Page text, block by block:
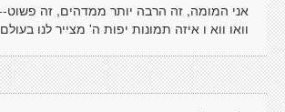
אני המומה, זה הרבה יותר ממדהים, זה
וואו ווא ו איזה תמונות יפות ה' מצייר לנו